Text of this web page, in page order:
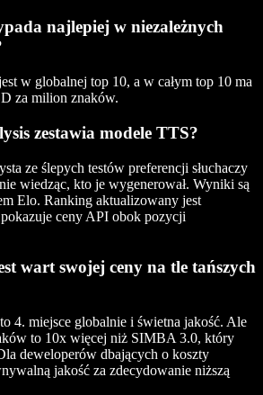
najlepiej w niezależnych
w globalnej top 10, a w całym top 10 ma
za milion znaków.
zestawia modele TTS?
ze ślepych testów preferencji słuchaczy
wiedząc, kto je wygenerował. Wyniki są
Elo. Ranking aktualizowany jest
ceny API obok pozycji
wart swojej ceny na tle tańszych
4. miejsce globalnie i świetna jakość. Ale
to 10x więcej niż SIMBA 3.0, który
deweloperów dbających o koszty
jakość za zdecydowanie niższą